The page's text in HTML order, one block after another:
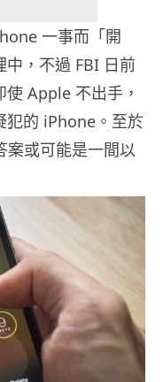
一事而「開
，不過 FBI 日前
Apple 不出手，
犯的 iPhone。至於
案或可能是一間以